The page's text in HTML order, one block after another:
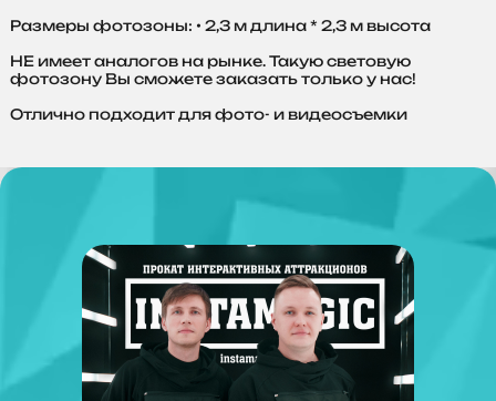
Размеры фотозоны: • 2,3 м длина * 2,3 м высота
НЕ имеет аналогов на рынке. Такую световую
фотозону Вы сможете заказать только у нас!
Отлично подходит для фото- и видеосъемки